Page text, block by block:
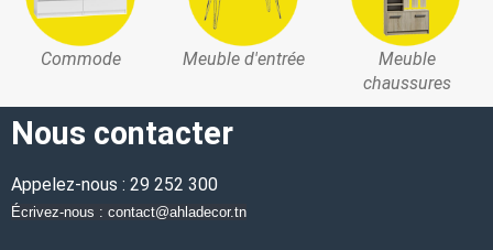
Commode Meuble d'entrée
Meuble
chaussures
Nous contacter
Appelez-nous : 29 252 300
Écrivez-nous : contact@ahladecor.tn